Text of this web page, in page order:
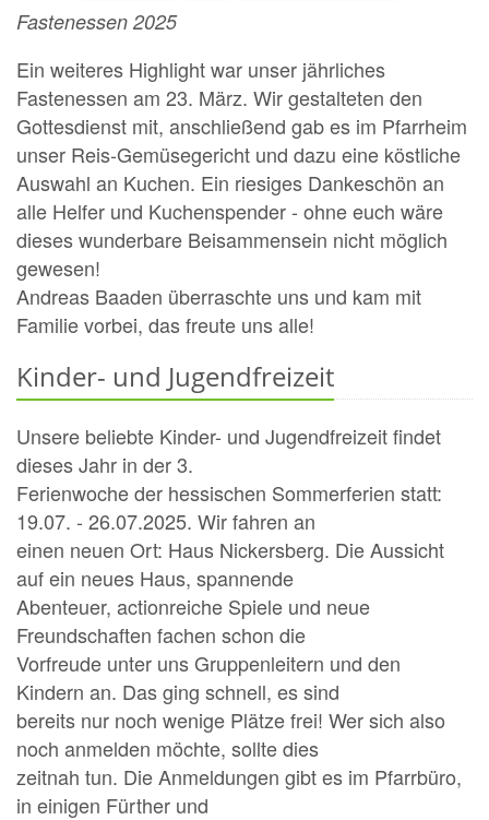
Fastenessen 2025
Ein weiteres Highlight war unser jährliches
Fastenessen am 23. März. Wir gestalteten den
Gottesdienst mit, anschließend gab es im Pfarrheim
unser Reis-Gemüsegericht und dazu eine köstliche
Auswahl an Kuchen. Ein riesiges Dankeschön an
alle Helfer und Kuchenspender - ohne euch wäre
dieses wunderbare Beisammensein nicht möglich
gewesen!
Andreas Baaden überraschte uns und kam mit
Familie vorbei, das freute uns alle!
Kinder- und Jugendfreizeit
Unsere beliebte Kinder- und Jugendfreizeit findet
dieses Jahr in der 3.
Ferienwoche der hessischen Sommerferien statt:
19.07. - 26.07.2025. Wir fahren an
einen neuen Ort: Haus Nickersberg. Die Aussicht
auf ein neues Haus, spannende
Abenteuer, actionreiche Spiele und neue
Freundschaften fachen schon die
Vorfreude unter uns Gruppenleitern und den
Kindern an. Das ging schnell, es sind
bereits nur noch wenige Plätze frei! Wer sich also
noch anmelden möchte, sollte dies
zeitnah tun. Die Anmeldungen gibt es im Pfarrbüro,
in einigen Fürther und